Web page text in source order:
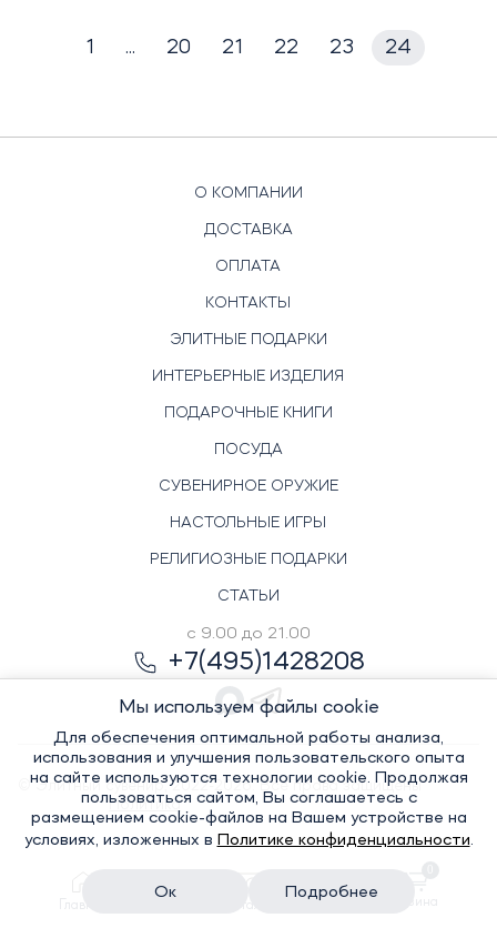
1 ... 20 21 22 23 24
О КОМПАНИИ
ДОСТАВКА
ОПЛАТА
КОНТАКТЫ
ЭЛИТНЫЕ ПОДАРКИ
ИНТЕРЬЕРНЫЕ ИЗДЕЛИЯ
ПОДАРОЧНЫЕ КНИГИ
ПОСУДА
СУВЕНИРНОЕ ОРУЖИЕ
НАСТОЛЬНЫЕ ИГРЫ
РЕЛИГИОЗНЫЕ ПОДАРКИ
СТАТЬИ
с 9.00 до 21.00
+7(495)1428208
© Элитный сувенир, 2022-2026. Все права защищены
Политика
конфиденциальности
Мы используем файлы cookie
Для обеспечения оптимальной работы анализа,
использования и улучшения пользовательского опыта
на сайте используются технологии cookie. Продолжая
пользоваться сайтом, Вы соглашаетесь с
размещением cookie-файлов на Вашем устройстве на
условиях, изложенных в Политике конфиденциальности.
Ок Подробнее